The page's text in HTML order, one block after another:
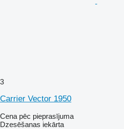
3
Carrier Vector 1950
Cena pēc pieprasījuma
Dzesēšanas iekārta